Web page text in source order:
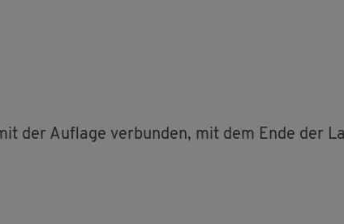
der Auf­la­ge ver­bun­den, mit dem Ende der